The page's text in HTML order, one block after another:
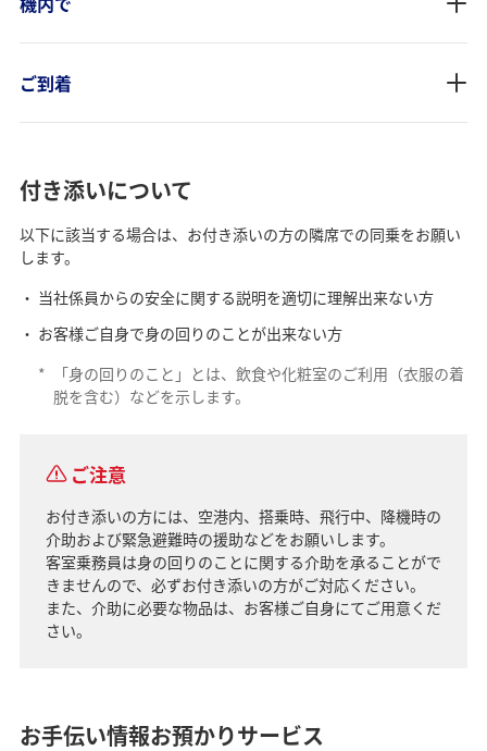
ご到着
付き添いについて
以下に該当する場合は、お付き添いの方の隣席での同乗をお願い
します。
当社係員からの安全に関する説明を適切に理解出来ない方
お客様ご自身で身の回りのことが出来ない方
*
「身の回りのこと」とは、飲食や化粧室のご利用（衣服の着
脱を含む）などを示します。
ご注意
お付き添いの方には、空港内、搭乗時、飛行中、降機時の
介助および緊急避難時の援助などをお願いします。
客室乗務員は身の回りのことに関する介助を承ることがで
きませんので、必ずお付き添いの方がご対応ください。
また、介助に必要な物品は、お客様ご自身にてご用意くだ
さい。
お手伝い情報お預かりサービス